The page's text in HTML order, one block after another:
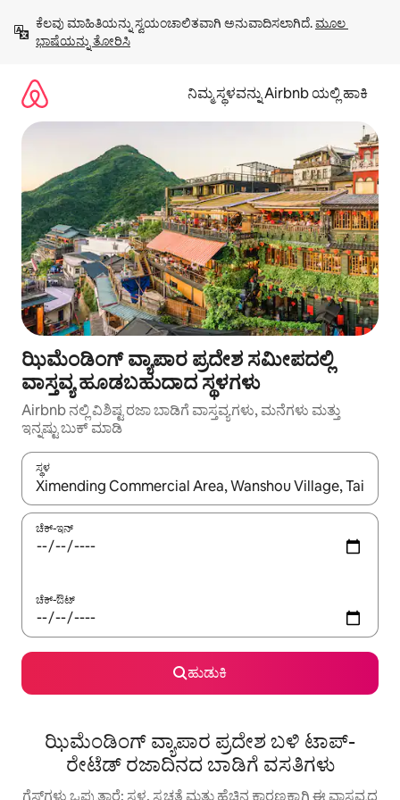
ಹೋಗಿ
ಕೆಲವು ಮಾಹಿತಿಯನ್ನು ಸ್ವಯಂಚಾಲಿತವಾಗಿ ಅನುವಾದಿಸಲಾಗಿದೆ. ಮೂಲ
ಭಾಷೆಯನ್ನು ತೋರಿಸಿ
ನಿಮ್ಮ ಸ್ಥಳವನ್ನು Airbnb ಯಲ್ಲಿ ಹಾಕಿ
ಝಿಮೆಂಡಿಂಗ್ ವ್ಯಾಪಾರ ಪ್ರದೇಶ ಸಮೀಪದಲ್ಲಿ
ವಾಸ್ತವ್ಯ ಹೂಡಬಹುದಾದ ಸ್ಥಳಗಳು
Airbnb ನಲ್ಲಿ ವಿಶಿಷ್ಟ ರಜಾ ಬಾಡಿಗೆ ವಾಸ್ತವ್ಯಗಳು, ಮನೆಗಳು ಮತ್ತು
ಇನ್ನಷ್ಟು ಬುಕ್ ಮಾಡಿ
ಸ್ಥಳ
ಫಲಿತಾಂಶಗಳು ಲಭ್ಯವಿರುವಾಗ, ಅಪ್ ಮತ್ತು ಡೌನ್ ಬಾಣದ ಕೀಲಿಗಳೊಂದಿಗೆ
ಚೆಕ್-ಇನ್
ಚೆಕ್-ಔಟ್
ಹುಡುಕಿ
ಝಿಮೆಂಡಿಂಗ್ ವ್ಯಾಪಾರ ಪ್ರದೇಶ ಬಳಿ ಟಾಪ್-
ರೇಟೆಡ್ ರಜಾದಿನದ ಬಾಡಿಗೆ ವಸತಿಗಳು
ಗೆಸ್ಟ್‌ಗಳು ಒಪ್ಪುತ್ತಾರೆ: ಸ್ಥಳ, ಸ್ವಚ್ಛತೆ ಮತ್ತು ಹೆಚ್ಚಿನ ಕಾರಣಕ್ಕಾಗಿ ಈ ವಾಸ್ತವ್ಯದ